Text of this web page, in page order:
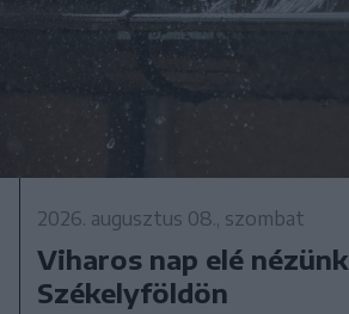
2026. augusztus 08., szombat
Viharos nap elé nézünk
Székelyföldön